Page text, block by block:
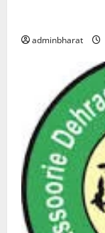
adminbharat